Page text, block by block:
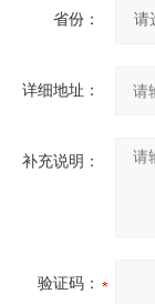
省份：
详细地址：
补充说明：
验证码：